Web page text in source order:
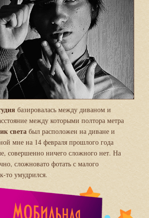
базировалась между диваном и
между которыми полтора метра
света был расположен на диване и
мне на 14 февраля прошлого года
совершенно ничего сложного нет. На
сложновато фотать с малого
то умудрился.